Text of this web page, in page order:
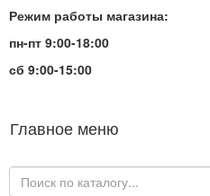
Режим работы магазина:
пн-пт 9:00-18:00
сб 9:00-15:00
Главное меню